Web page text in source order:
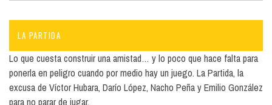
LA PARTIDA
Lo que cuesta construir una amistad… y lo poco que hace falta para
ponerla en peligro cuando por medio hay un juego. La Partida, la
excusa de Víctor Hubara, Darío López, Nacho Peña y Emilio González
para no parar de jugar.